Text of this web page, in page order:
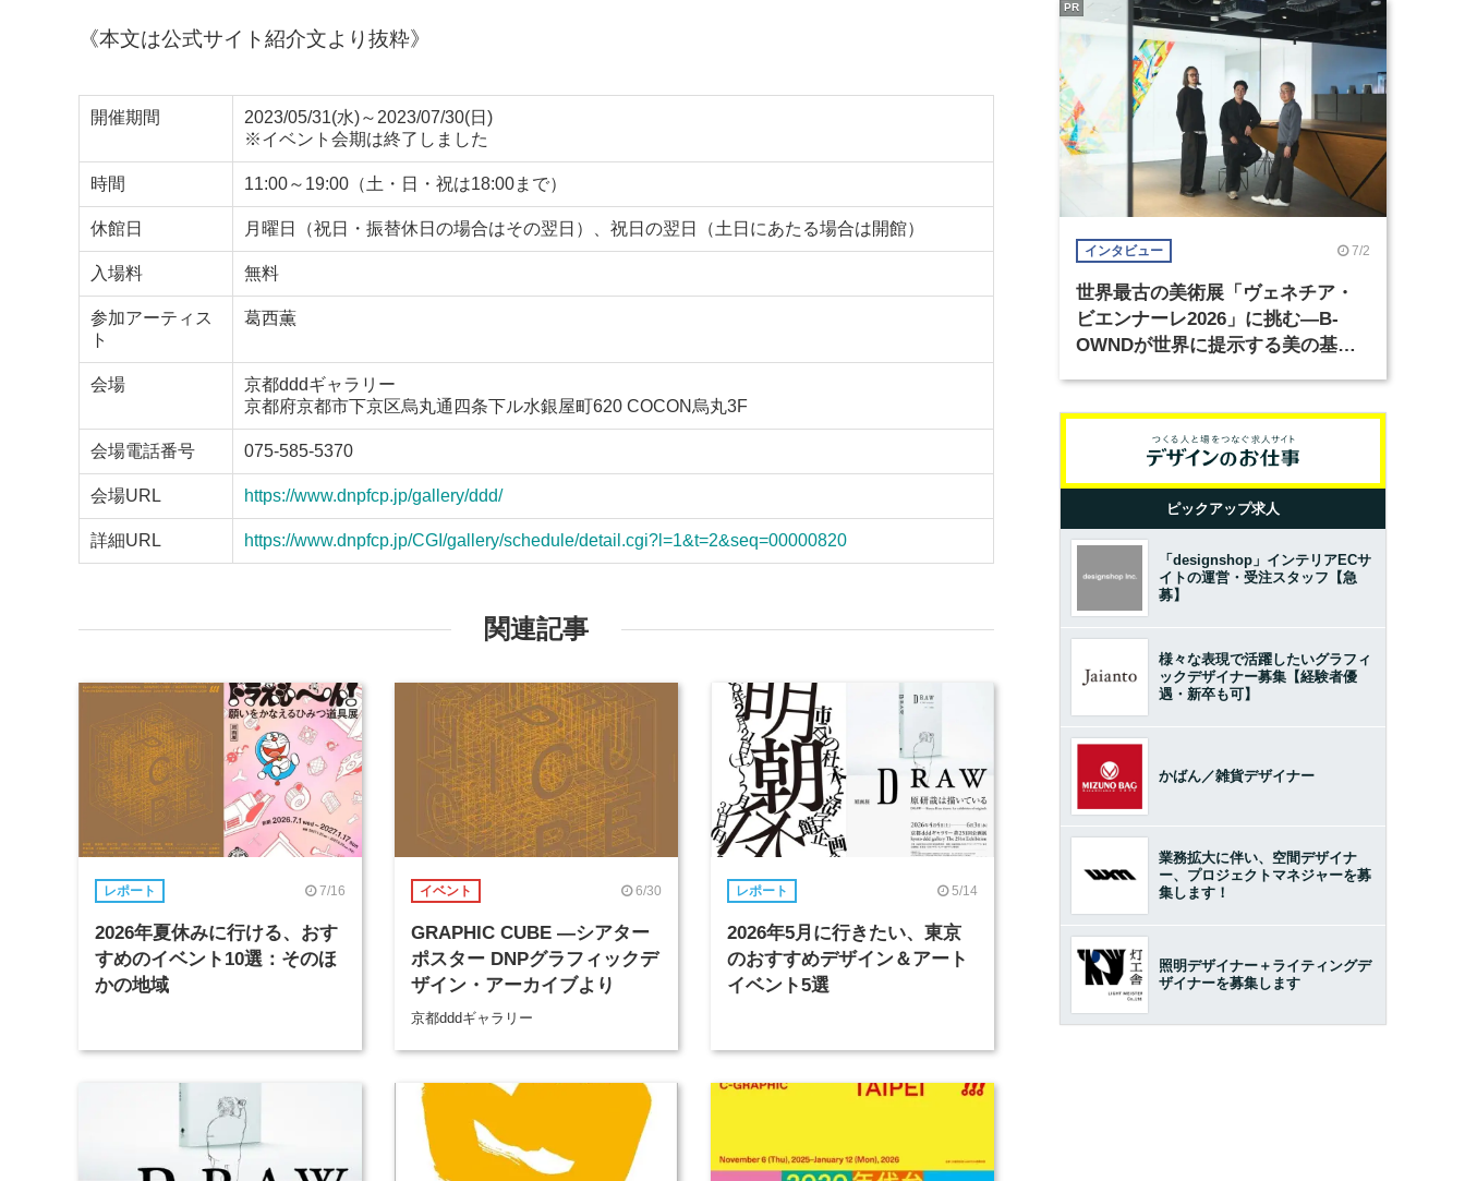
《本文は公式サイト紹介文より抜粋》
開催期間
2023/05/31(水)～2023/07/30(日)
※イベント会期は終了しました
時間 11:00～19:00（土・日・祝は18:00まで）
休館日 月曜日（祝日・振替休日の場合はその翌日）、祝日の翌日（土日にあたる場合は開館）
入場料 無料
参加アーティス
ト
葛西薫
会場
京都dddギャラリー
京都府京都市下京区烏丸通四条下ル水銀屋町620 COCON烏丸3F
会場電話番号 075-585-5370
会場URL https://www.dnpfcp.jp/gallery/ddd/
詳細URL https://www.dnpfcp.jp/CGI/gallery/schedule/detail.cgi?l=1&t=2&seq=00000820
関連記事
レポート 7/16
2026年夏休みに行ける、おす
すめのイベント10選：そのほ
かの地域
イベント 6/30
GRAPHIC CUBE ―シアター
ポスター DNPグラフィックデ
ザイン・アーカイブより
京都dddギャラリー
レポート 5/14
2026年5月に行きたい、東京
のおすすめデザイン＆アート
イベント5選
インタビュー 7/2
世界最古の美術展「ヴェネチア・
ビエンナーレ2026」に挑む―B-
OWNDが世界に提示する美の基準
PR
ピックアップ求人
「designshop」インテリアECサ
イトの運営・受注スタッフ【急
募】
様々な表現で活躍したいグラフィ
ックデザイナー募集【経験者優
遇・新卒も可】
かばん／雑貨デザイナー
業務拡大に伴い、空間デザイナ
ー、プロジェクトマネジャーを募
集します！
照明デザイナー＋ライティングデ
ザイナーを募集します